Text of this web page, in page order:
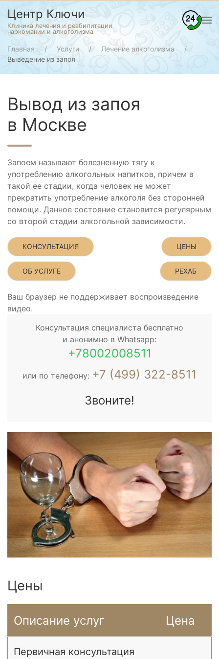
Центр Ключи
Клиника лечения и реабилитации
наркомании и алкоголизма
Главная Услуги
Лечение алкоголизма
Выведение из запоя
Вывод из запоя
в Москве
Запоем называют болезненную тягу к
употреблению алкогольных напитков, причем в
такой ее стадии, когда человек не может
прекратить употребление алкоголя без сторонней
помощи. Данное состояние становится регулярным
со второй стадии алкогольной зависимости.
КОНСУЛЬТАЦИЯ ЦЕНЫ
ОБ УСЛУГЕ РЕХАБ
Ваш браузер не поддерживает воспроизведение
видео.
Консультация специалиста бесплатно
и анонимно в Whatsapp:
+78002008511
или по телефону: +7 (499) 322-8511
Звоните!
Цены
Описание услуг Цена
Первичная консультация